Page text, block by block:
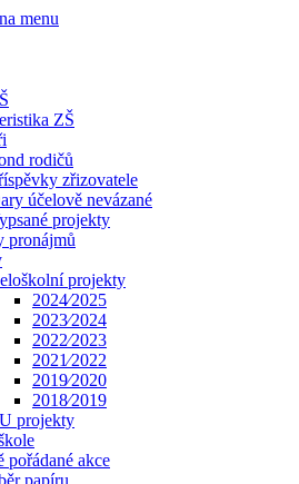
menu
ZŠ
rodičů
zřizovatele
účelově nevázané
projekty
pronájmů
projekty
2024⁄2025
2023⁄2024
2022⁄2023
2021⁄2022
2019⁄2020
2018⁄2019
projekty
pořádané akce
papíru